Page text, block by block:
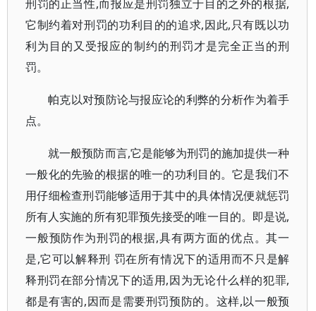
刑罚的正当性,而报应是刑罚独立于目的之外的根据,
它制约着对刑罚的功利目的的追求,因此,只有既以功
利为目的又受报应的制约的刑罚才是完全正当的刑
罚。
帕克以对预防论与报应论的利弊的分析作为着手
点。
就一般预防而言,它是能够为刑罚的施加提供一种
一般化的先验的根据的唯一的功利目的。它是我们不
用仔细检查刑罚能够适用于其中的具体情况便就惩罚
所有人实施的所有犯罪预先接受的唯一目的。即是说,
一般预防作为刑罚的根据,具有两方面的优点。其一
是,它可以解释刑 罚在所有情况下的适用而不只是解
释刑罚在部分情况下的适用,因为无论什么样的犯罪,
都是有害的,因而是需要刑罚预防的。这样,以一般预